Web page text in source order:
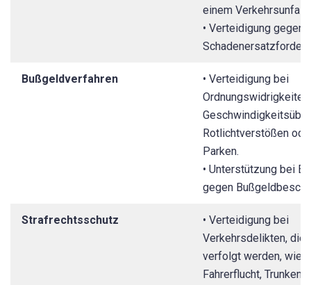
einem Verkehrsunfall.
• Verteidigung gegen
Bußgeldverfahren
• Verteidigung bei
Rotlichtverstößen
Parken.
• Unterstützung bei
gegen
Strafrechtsschutz
• Verteidigung bei
Verkehrsdelikten, die
verfolgt werden, wie
Fahrerflucht,